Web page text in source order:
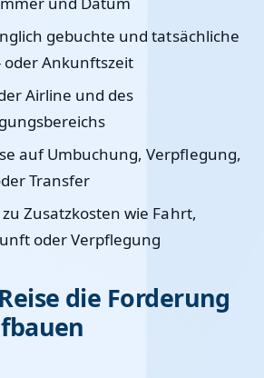
gebuchte und tatsächliche
oder Ankunftszeit
Airline und des
auf Umbuchung, Verpflegung,
Transfer
Zusatzkosten wie Fahrt,
oder Verpflegung
die Forderung